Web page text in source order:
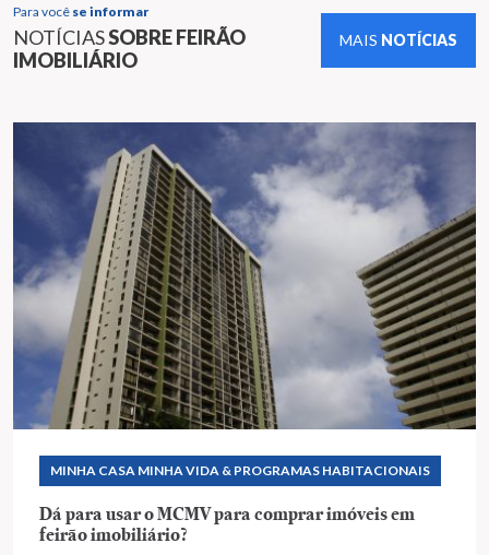
Para você se informar
NOTÍCIASSOBRE FEIRÃO
IMOBILIÁRIO
MAIS NOTÍCIAS
MINHA CASA MINHA VIDA & PROGRAMAS HABITACIONAIS
Dá para usar o MCMV para comprar imóveis em
feirão imobiliário?